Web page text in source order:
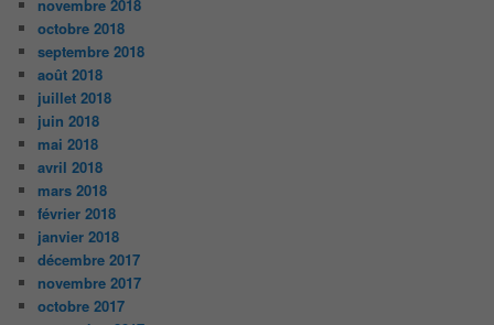
novembre 2018
octobre 2018
septembre 2018
août 2018
juillet 2018
juin 2018
mai 2018
avril 2018
mars 2018
février 2018
janvier 2018
décembre 2017
novembre 2017
octobre 2017